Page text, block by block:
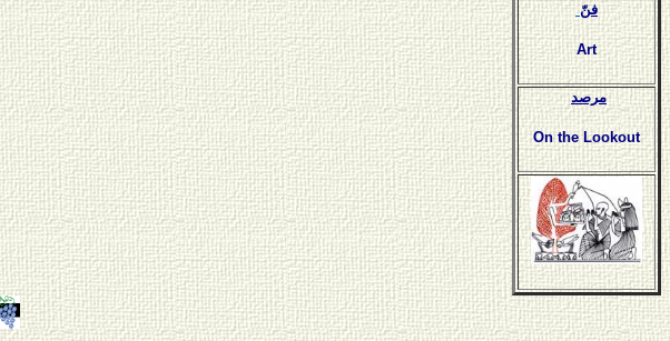
فنّ
Art
مرصد
On the Lookout